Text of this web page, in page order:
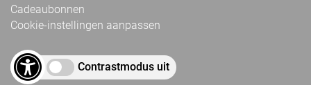
Cadeaubonnen
Cookie-instellingen aanpassen
Contrastmodus uit